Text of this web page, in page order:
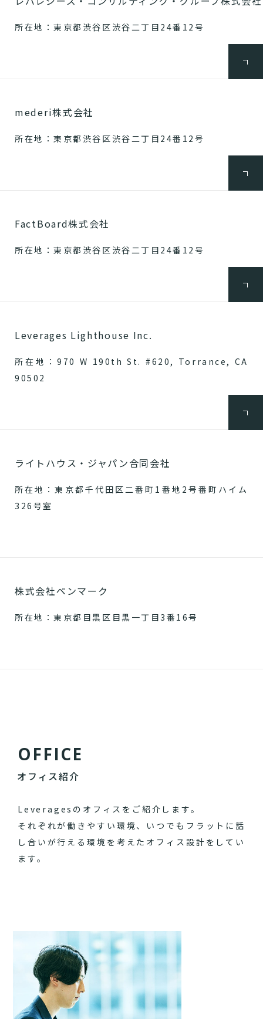
所在地：東京都渋谷区渋谷二丁目24番12号
mederi株式会社
所在地：東京都渋谷区渋谷二丁目24番12号
FactBoard株式会社
所在地：東京都渋谷区渋谷二丁目24番12号
Leverages Lighthouse Inc.
所在地：970 W 190th St. #620, Torrance, CA
90502
ライトハウス・ジャパン合同会社
所在地：東京都千代田区二番町1番地2号番町ハイム
326号室
株式会社ペンマーク
所在地：東京都目黒区目黒一丁目3番16号
OFFICE
オフィス紹介
Leveragesのオフィスをご紹介します。
それぞれが働きやすい環境、いつでもフラットに話
し合いが行える環境を考えたオフィス設計をしてい
ます。